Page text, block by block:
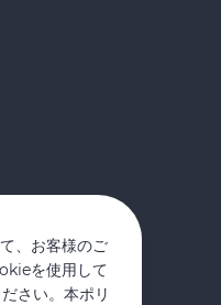
、お客様のご
を使用して
さい。本ポリ